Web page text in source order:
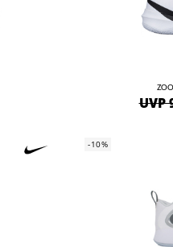
UVP
-10%